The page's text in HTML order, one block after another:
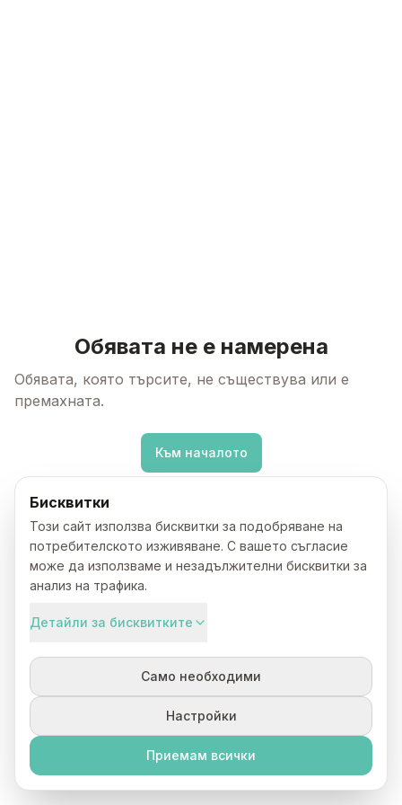
Обявата не е намерена
Обявата, която търсите, не съществува или е
премахната.
Към началото
Бисквитки
Този сайт използва бисквитки за подобряване на
потребителското изживяване. С вашето съгласие
може да използваме и незадължителни бисквитки за
анализ на трафика.
Детайли за бисквитките
Само необходими
Настройки
Приемам всички